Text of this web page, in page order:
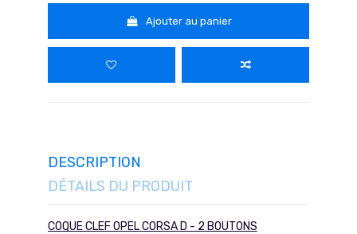
Ajouter au panier
DESCRIPTION
DÉTAILS DU PRODUIT
COQUE CLEF OPEL CORSA D - 2 BOUTONS